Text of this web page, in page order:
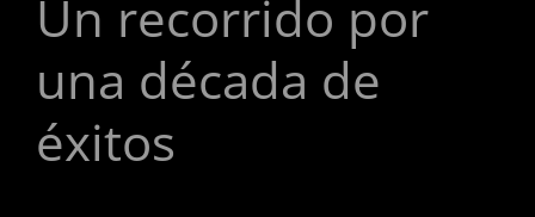
Un recorrido por
una década de
éxitos